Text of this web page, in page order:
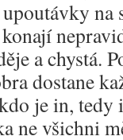
a chystá.
dostane
je in, tedy
ne všichni